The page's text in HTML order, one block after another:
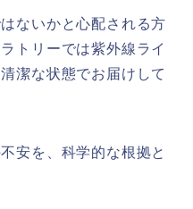
ないかと心配される方
トリーでは紫外線ライ
潔な状態でお届けして
安を、科学的な根拠と